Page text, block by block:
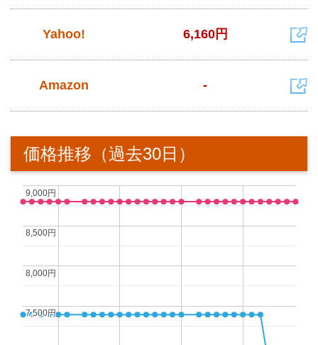
Yahoo! 6,160円
Amazon -
価格推移（過去30日）
7,500円
7,500円
8,000円
8,000円
8,500円
8,500円
9,000円
9,000円